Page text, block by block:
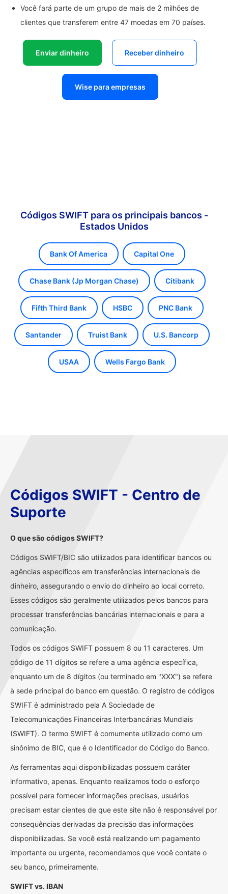
Você fará parte de um grupo de mais de 2 milhões de
clientes que transferem entre 47 moedas em 70 países.
Enviar dinheiro Receber dinheiro
Wise para empresas
Códigos SWIFT para os principais bancos -
Estados Unidos
Bank Of America Capital One
Chase Bank (Jp Morgan Chase) Citibank
Fifth Third Bank HSBC PNC Bank
Santander Truist Bank U.S. Bancorp
USAA Wells Fargo Bank
Códigos SWIFT - Centro de
Suporte
O que são códigos SWIFT?
Códigos SWIFT/BIC são utilizados para identificar bancos ou
agências específicos em transferências internacionais de
dinheiro, assegurando o envio do dinheiro ao local correto.
Esses códigos são geralmente utilizados pelos bancos para
processar transferências bancárias internacionais e para a
comunicação.
Todos os códigos SWIFT possuem 8 ou 11 caracteres. Um
código de 11 dígitos se refere a uma agência específica,
enquanto um de 8 dígitos (ou terminado em "XXX") se refere
à sede principal do banco em questão. O registro de códigos
SWIFT é administrado pela A Sociedade de
Telecomunicações Financeiras Interbancárias Mundiais
(SWIFT). O termo SWIFT é comumente utilizado como um
sinônimo de BIC, que é o Identificador do Código do Banco.
As ferramentas aqui disponibilizadas possuem caráter
informativo, apenas. Enquanto realizamos todo o esforço
possível para fornecer informações precisas, usuários
precisam estar cientes de que este site não é responsável por
consequências derivadas da precisão das informações
disponibilizadas. Se você está realizando um pagamento
importante ou urgente, recomendamos que você contate o
seu banco, primeiramente.
SWIFT vs. IBAN